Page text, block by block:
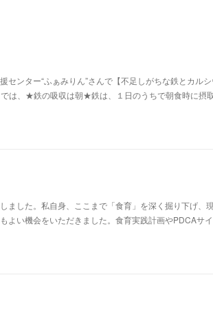
センター“ふぁみりん”さんで【不足しがちな鉄とカル
は、★鉄の吸収は朝★​鉄は、１日のうちで朝食時に摂
ました。私自身、ここまで「食育」を深く掘り下げ、
よい機会をいただきました。食育実践計画やPDCAサ